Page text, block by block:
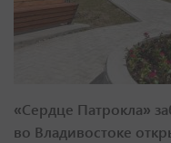
«Сердце Патрокла»
во Владивостоке